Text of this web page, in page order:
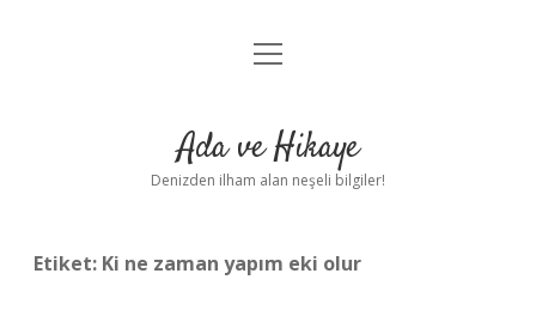
Anasayfa
Yasal Uyarı
menüyü
Ada ve Hikaye
Denizden ilham alan neşeli bilgiler!
Etiket: Ki ne zaman yapım eki olur